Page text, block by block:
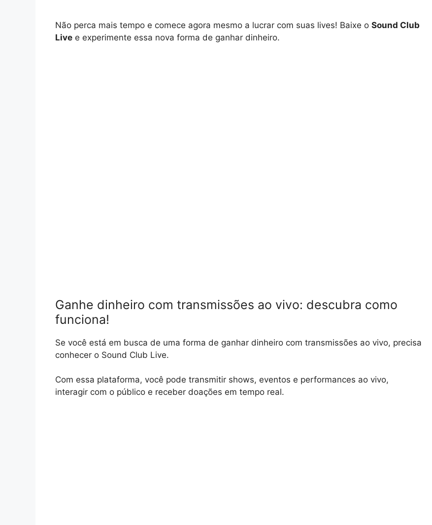
Não perca mais tempo e comece agora mesmo a lucrar com suas lives! Baixe o Sound Club
Live e experimente essa nova forma de ganhar dinheiro.
Ganhe dinheiro com transmissões ao vivo: descubra como
funciona!
Se você está em busca de uma forma de ganhar dinheiro com transmissões ao vivo, precisa
conhecer o Sound Club Live.
Com essa plataforma, você pode transmitir shows, eventos e performances ao vivo,
interagir com o público e receber doações em tempo real.